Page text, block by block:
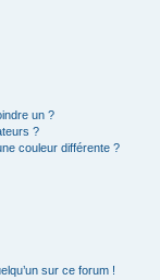
un ?
?
couleur différente ?
sur ce forum !